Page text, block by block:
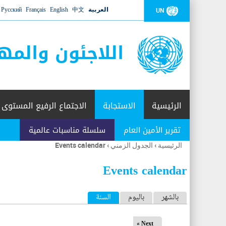
UN العربية 中文
English
Français
Русский
اللاجئون
الرئيسية الاستجابة
تقرير الأمين العام سلسلة مناسبات عالمية
الاجتماع الرفيع المستوى
أنت
هنا
الرئيسية › الجدول الزمني ›
Events calendar
Events calendar
ا بالشهر باليوم السنة (علامة التبويب النشطة)